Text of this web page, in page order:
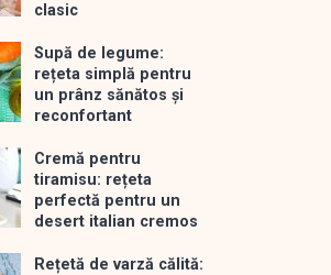
clasic
Supă de legume:
rețeta simplă pentru
un prânz sănătos și
reconfortant
Cremă pentru
tiramisu: rețeta
perfectă pentru un
desert italian cremos
Rețetă de varză călită: